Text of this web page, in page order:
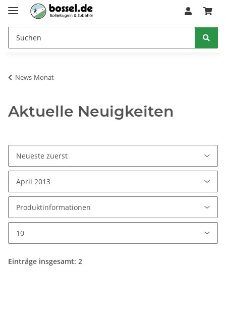
News-Monat
Aktuelle Neuigkeiten
Einträge insgesamt: 2